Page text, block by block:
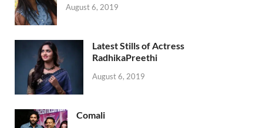
August 6, 2019
Latest Stills of Actress
RadhikaPreethi
August 6, 2019
Comali